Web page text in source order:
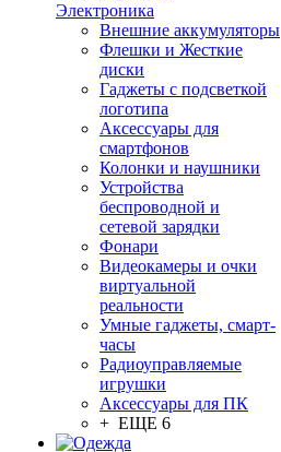
Электроника
Внешние аккумуляторы
Флешки и Жесткие
диски
Гаджеты с подсветкой
логотипа
Аксессуары для
смартфонов
Колонки и наушники
Устройства
беспроводной и
сетевой зарядки
Фонари
Видеокамеры и очки
виртуальной
реальности
Умные гаджеты, смарт-
часы
Радиоуправляемые
игрушки
Аксессуары для ПК
+ ЕЩЕ 6